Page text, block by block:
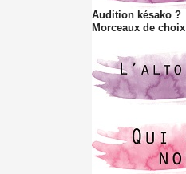
Audition késako ?
Morceaux de choix